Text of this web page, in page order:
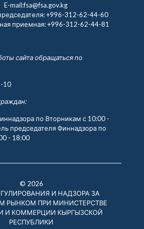
E-mail:fsa@fsa.gov.kg
+996-312-62-44-60
приемная:+996-312-62-44-81
сайта обращаться по
10
по Вторникам с 10:00 -
председателя Финнадзора по
- 18:00
© 2026
И НАДЗОРА ЗА
РЫНКОМ ПРИ МИНИСТЕРСТВЕ
И КОММЕРЦИИ КЫРГЫЗСКОЙ
РЕСПУБЛИКИ